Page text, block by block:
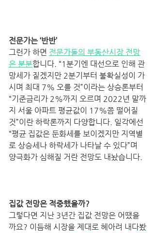
전문가는 ‘반반’
그런가 하면 전문가들의 부동산시장 전망
은 분분합니다. “1분기엔 대선으로 인해 관
망세가 짙겠지만 2분기부터 불확실성이 가
시며 최대 7% 오를 것”이라는 상승론부터
“기준금리가 2%까지 오르며 2022년 말까
지 서울 아파트 평균값이 17%쯤 떨어질
것”이란 하락론까지 다양합니다. 일각에선
“평균 집값은 둔화세를 보이겠지만 지역별
로 상승세나 하락세가 나타날 수 있다”며
양극화가 심해질 거란 전망도 내놨습니다.
집값 전망은 적중했을까?
그렇다면 지난 3년간 집값 전망은 어땠을
까요? 이듬해 시장을 제대로 헤아려 내다봤